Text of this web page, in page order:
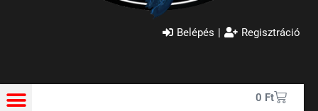
Belépés | Regisztráció
0 Ft